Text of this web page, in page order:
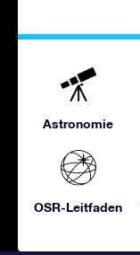
Astronomie
OSR-Leitfaden